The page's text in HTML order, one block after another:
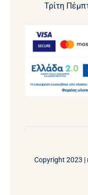
Τρίτη
Copyright 2023 |